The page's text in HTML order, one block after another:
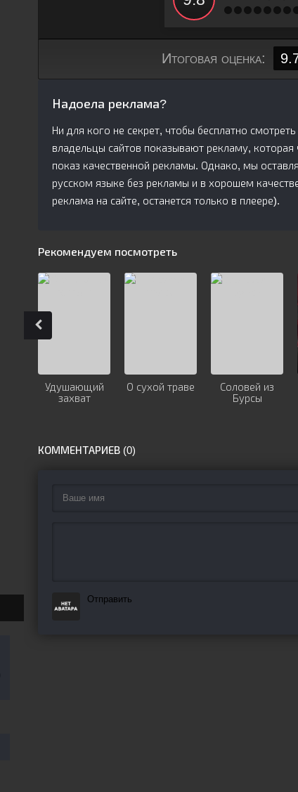
Итоговая оценка:
Надоела реклама?
Ни для кого не секрет, чтобы бесплатно
владельцы сайтов показывают рекламу,
показ качественной рекламы. Однако, мы
русском языке без рекламы и в хорошем
реклама на сайте, останется только в плеере).
Рекомендуем посмотреть
Удушающий
захват
О сухой траве
Соловей из
Бурсы
КОММЕНТАРИЕВ (0)
Отправить